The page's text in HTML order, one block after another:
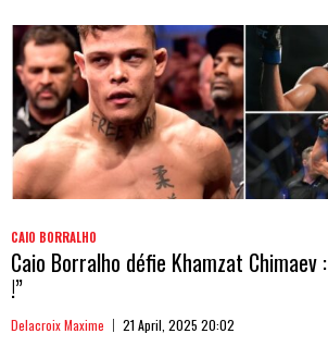
CAIO BORRALHO
Caio Borralho défie Khamzat
!”
Delacroix Maxime 21 April, 2025 20:02